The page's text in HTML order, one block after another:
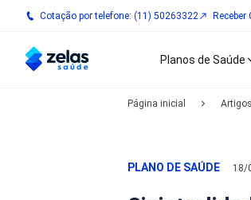
Cotação por telefone: (11) 50263322 Receber
Planos de Saúde
Página inicial Artigos
PLANO DE SAÚDE 18/